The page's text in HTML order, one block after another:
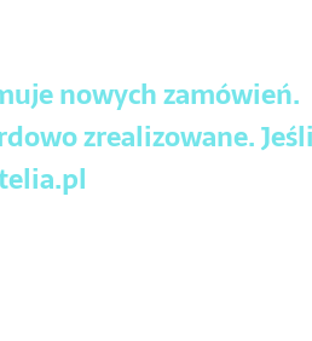
nowych zamówień.
zrealizowane.